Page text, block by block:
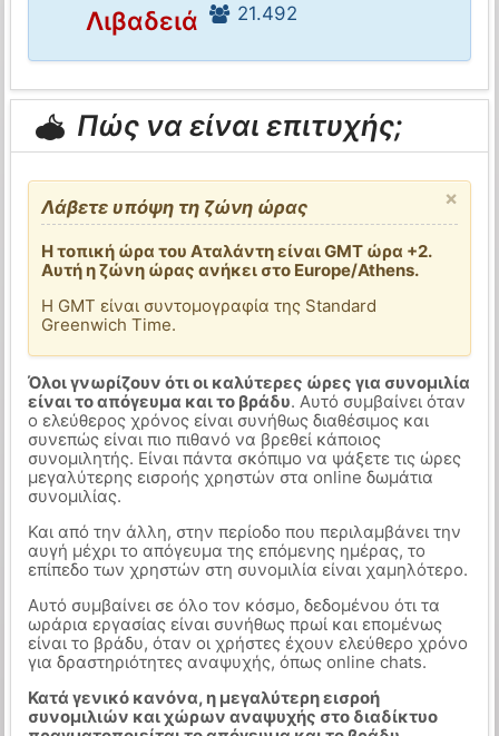
Λιβαδειά
21.492
Πώς να είναι επιτυχής;
×
Λάβετε υπόψη τη ζώνη ώρας
Η τοπική ώρα του Αταλάντη είναι GMT ώρα +2.
Αυτή η ζώνη ώρας ανήκει στο Europe/Athens.
Η GMT είναι συντομογραφία της Standard
Greenwich Time.
Όλοι γνωρίζουν ότι οι καλύτερες ώρες για συνομιλία
είναι το απόγευμα και το βράδυ. Αυτό συμβαίνει όταν
ο ελεύθερος χρόνος είναι συνήθως διαθέσιμος και
συνεπώς είναι πιο πιθανό να βρεθεί κάποιος
συνομιλητής. Είναι πάντα σκόπιμο να ψάξετε τις ώρες
μεγαλύτερης εισροής χρηστών στα online δωμάτια
συνομιλίας.
Και από την άλλη, στην περίοδο που περιλαμβάνει την
αυγή μέχρι το απόγευμα της επόμενης ημέρας, το
επίπεδο των χρηστών στη συνομιλία είναι χαμηλότερο.
Αυτό συμβαίνει σε όλο τον κόσμο, δεδομένου ότι τα
ωράρια εργασίας είναι συνήθως πρωί και επομένως
είναι το βράδυ, όταν οι χρήστες έχουν ελεύθερο χρόνο
για δραστηριότητες αναψυχής, όπως online chats.
Κατά γενικό κανόνα, η μεγαλύτερη εισροή
συνομιλιών και χώρων αναψυχής στο διαδίκτυο